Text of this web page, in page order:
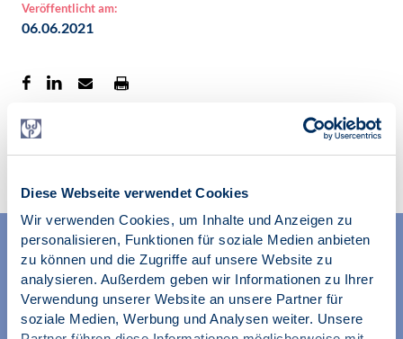
Diese Webseite verwendet Cookies
Wir verwenden Cookies, um Inhalte und Anzeigen zu
personalisieren, Funktionen für soziale Medien anbieten
zu können und die Zugriffe auf unsere Website zu
analysieren. Außerdem geben wir Informationen zu Ihrer
Verwendung unserer Website an unsere Partner für
soziale Medien, Werbung und Analysen weiter. Unsere
Veröffentlicht am:
06.06.2021
Zur Übersicht